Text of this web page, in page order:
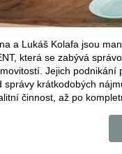
a Lukáš Kolafa jsou
která se zabývá
Jejich podnikání
správy krátkodobých
činnost, až po